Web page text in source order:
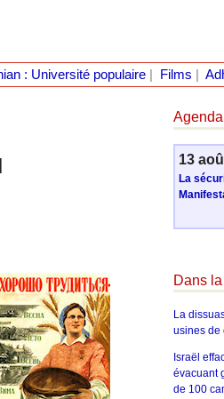
: Université populaire| Films
Agenda
13
La
Dans
La
usines de
Israël
évacuant
de 100